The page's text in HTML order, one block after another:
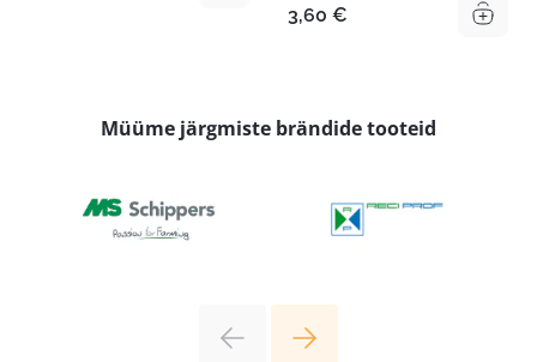
3,60 €
Müüme järgmiste brändide tooteid